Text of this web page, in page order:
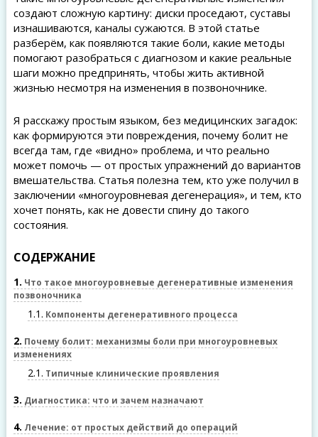
создают сложную картину: диски проседают, суставы
изнашиваются, каналы сужаются. В этой статье
разберём, как появляются такие боли, какие методы
помогают разобраться с диагнозом и какие реальные
шаги можно предпринять, чтобы жить активной
жизнью несмотря на изменения в позвоночнике.
Я расскажу простым языком, без медицинских загадок:
как формируются эти повреждения, почему болит не
всегда там, где «видно» проблема, и что реально
может помочь — от простых упражнений до вариантов
вмешательства. Статья полезна тем, кто уже получил в
заключении «многоуровневая дегенерация», и тем, кто
хочет понять, как не довести спину до такого
состояния.
СОДЕРЖАНИЕ
1 Что такое многоуровневые дегенеративные изменения
позвоночника
1.1 Компоненты дегенеративного процесса
2 Почему болит: механизмы боли при многоуровневых
изменениях
2.1 Типичные клинические проявления
3 Диагностика: что и зачем назначают
4 Лечение: от простых действий до операций